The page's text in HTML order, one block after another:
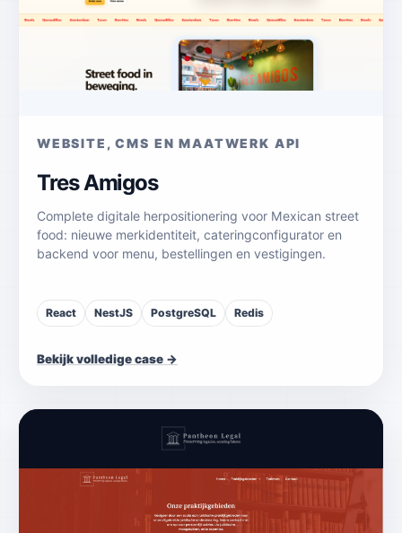
WEBSITE, CMS EN MAATWERK API
Tres Amigos
Complete digitale herpositionering voor Mexican street
food: nieuwe merkidentiteit, cateringconfigurator en
backend voor menu, bestellingen en vestigingen.
React NestJS PostgreSQL Redis
Bekijk volledige case →